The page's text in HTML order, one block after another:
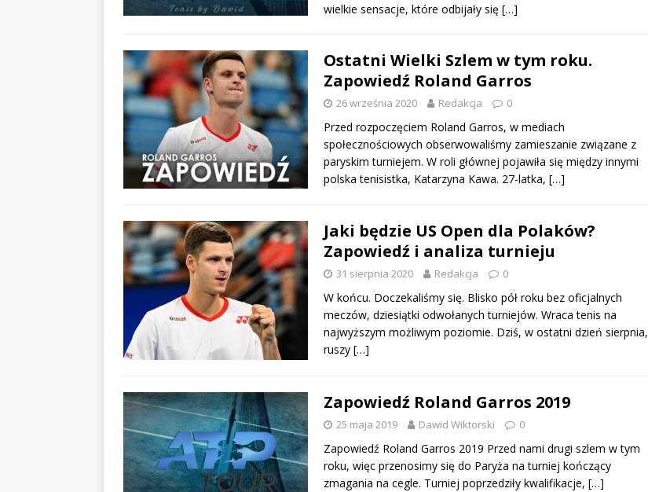
wielkie sensacje, które odbijały się […]
Ostatni Wielki Szlem w tym roku.
Zapowiedź Roland Garros
26 września 2020 Redakcja 0
Przed rozpoczęciem Roland Garros, w mediach
społecznościowych obserwowaliśmy zamieszanie związane z
paryskim turniejem. W roli głównej pojawiła się między innymi
polska tenisistka, Katarzyna Kawa. 27-latka, […]
Jaki będzie US Open dla Polaków?
Zapowiedź i analiza turnieju
31 sierpnia 2020 Redakcja 0
W końcu. Doczekaliśmy się. Blisko pół roku bez oficjalnych
meczów, dziesiątki odwołanych turniejów. Wraca tenis na
najwyższym możliwym poziomie. Dziś, w ostatni dzień sierpnia,
ruszy […]
Zapowiedź Roland Garros 2019
25 maja 2019 Dawid Wiktorski 0
Zapowiedź Roland Garros 2019 Przed nami drugi szlem w tym
roku, więc przenosimy się do Paryża na turniej kończący
zmagania na cegle. Turniej poprzedziły kwalifikacje, […]